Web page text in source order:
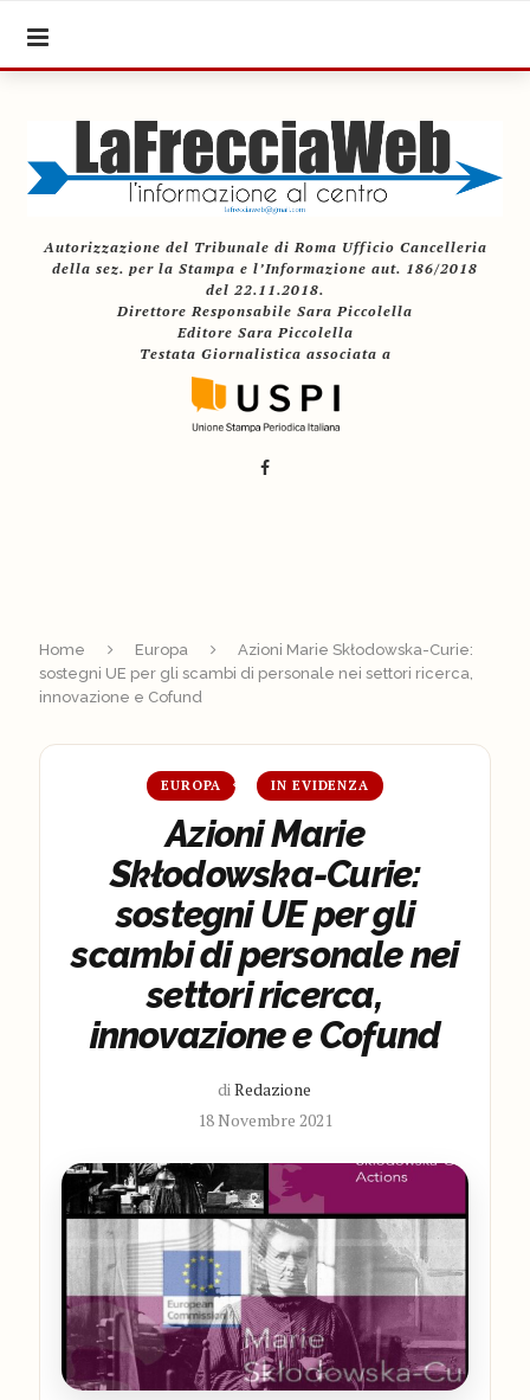
Autorizzazione del Tribunale di Roma Ufficio Cancelleria
della sez. per la Stampa e l’Informazione aut. 186/2018
del 22.11.2018.
Direttore Responsabile Sara Piccolella
Editore Sara Piccolella
Testata Giornalistica associata a
Home Europa
Azioni Marie Skłodowska-Curie:
sostegni UE per gli scambi di personale nei settori ricerca,
innovazione e Cofund
EUROPA IN EVIDENZA
Azioni Marie
Skłodowska-Curie:
sostegni UE per gli
scambi di personale nei
settori ricerca,
innovazione e Cofund
diRedazione
18 Novembre 2021